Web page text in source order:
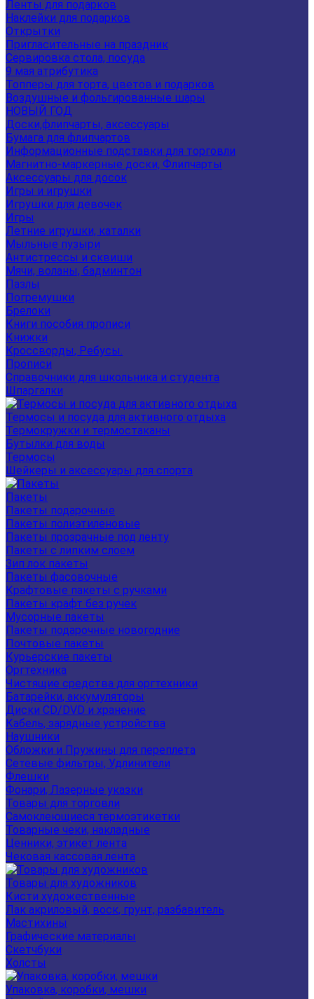
Ленты для подарков
Наклейки для подарков
Открытки
Пригласительные на праздник
Сервировка стола, посуда
9 мая атрибутика
Топперы для торта, цветов и подарков
Воздушные и фольгированные шары
НОВЫЙ ГОД
Доски,флипчарты, аксессуары
Бумага для флипчартов
Информационные подставки для торговли
Магнитно-маркерные доски, Флипчарты
Аксессуары для досок
Игры и игрушки
Игрушки для девочек
Игры
Летние игрушки, каталки
Мыльные пузыри
Антистрессы и сквиши
Мячи, воланы, бадминтон
Пазлы
Погремушки
Брелоки
Книги пособия прописи
Книжки
Кроссворды, Ребусы.
Прописи
Справочники для школьника и студента
Шпаргалки
Термосы и посуда для активного отдыха
Термокружки и термостаканы
Бутылки для воды
Термосы
Шейкеры и аксессуары для спорта
Пакеты
Пакеты подарочные
Пакеты полиэтиленовые
Пакеты прозрачные под ленту
Пакеты с липким слоем
Зип лок пакеты
Пакеты фасовочные
Крафтовые пакеты с ручками
Пакеты крафт без ручек
Мусорные пакеты
Пакеты подарочные новогодние
Почтовые пакеты
Курьерские пакеты
Оргтехника
Чистящие средства для оргтехники
Батарейки, аккумуляторы
Диски CD/DVD и хранение
Кабель, зарядные устройства
Наушники
Обложки и Пружины для переплета
Сетевые фильтры, Удлинители
Флешки
Фонари, Лазерные указки
Товары для торговли
Самоклеющиеся термоэтикетки
Товарные чеки, накладные
Ценники, этикет лента
Чековая кассовая лента
Товары для художников
Кисти художественные
Лак акриловый, воск, грунт, разбавитель
Мастихины
Графические материалы
Скетчбуки
Холсты
Упаковка, коробки, мешки